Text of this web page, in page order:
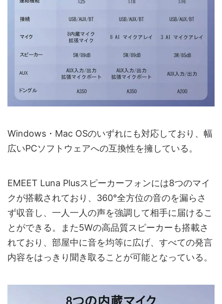
Windows・Mac OSのいずれにも対応しており、幅
広いPCソフトウェアへの互換性を擁している。
EMEET Luna Plusスピーカーフォンには8つのマイ
クが搭載されており、360°全方位の音のを漏らさ
ず収音し、一人一人の声を強調して相手に届けるこ
とができる。また5Wの高品質スピーカーも搭載さ
れており、部屋中に音を均等に広げ、すべての発言
内容をはっきり聞き取ることが可能となっている。